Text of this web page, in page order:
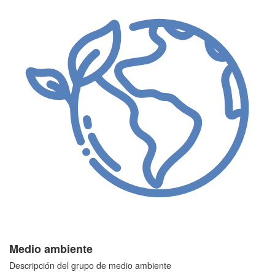
Medio ambiente
Descripción del grupo de medio ambiente